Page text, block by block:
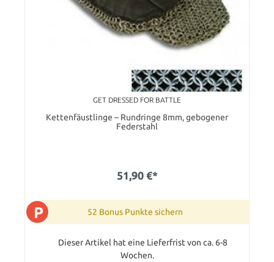
GET DRESSED FOR BATTLE
Kettenfäustlinge – Rundringe 8mm, gebogener
Federstahl
51,90 €*
P 52 Bonus Punkte sichern
Dieser Artikel hat eine Lieferfrist von ca. 6-8
Wochen.